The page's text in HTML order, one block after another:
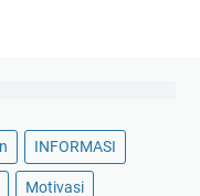
INFORMASI
Motivasi